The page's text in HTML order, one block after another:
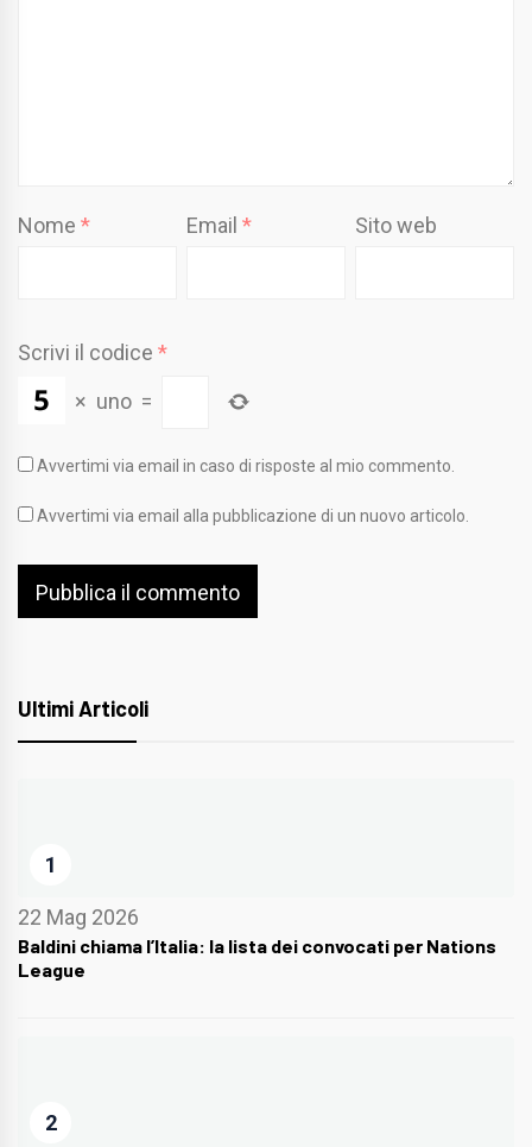
Nome * Email* Sito web
Scrivi il codice *
× uno =
Avvertimi via email in caso di risposte al mio commento.
Avvertimi via email alla pubblicazione di un nuovo articolo.
Ultimi Articoli
1
22 Mag 2026
Baldini chiama l’Italia: la lista dei convocati per Nations
League
2